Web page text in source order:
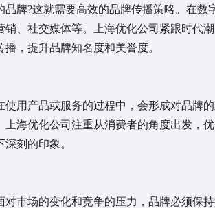
牌?这就需要高效的品牌传播策略。在数
、社交媒体等。上海优化公司紧跟时代潮
，提升品牌知名度和美誉度。
用产品或服务的过程中，会形成对品牌
海优化公司注重从消费者的角度出发，
刻的印象。
市场的变化和竞争的压力，品牌必须保